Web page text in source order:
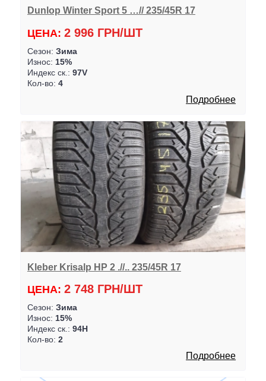
Dunlop Winter Sport 5 …// 235/45R 17
ЦЕНА: 2 996 ГРН/ШТ
Сезон: Зима
Износ: 15%
Индекс ск.: 97V
Кол-во: 4
Подробнее
Kleber Krisalp HP 2 .//.. 235/45R 17
ЦЕНА: 2 748 ГРН/ШТ
Сезон: Зима
Износ: 15%
Индекс ск.: 94H
Кол-во: 2
Подробнее